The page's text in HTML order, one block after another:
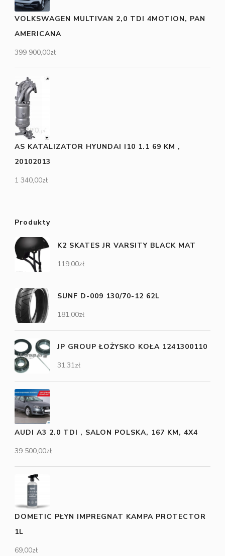
VOLKSWAGEN MULTIVAN 2,0 TDI 4MOTION, PAN
AMERICANA
399 900,00zł
AS KATALIZATOR HYUNDAI I10 1.1 69 KM ,
20102013
1 340,00zł
Produkty
K2 SKATES JR VARSITY BLACK MAT
119,00zł
SUNF D-009 130/70-12 62L
181,00zł
JP GROUP ŁOŻYSKO KOŁA 1241300110
31,31zł
AUDI A3 2.0 TDI , SALON POLSKA, 167 KM, 4X4
39 500,00zł
DOMETIC PŁYN IMPREGNAT KAMPA PROTECTOR
1L
69,00zł